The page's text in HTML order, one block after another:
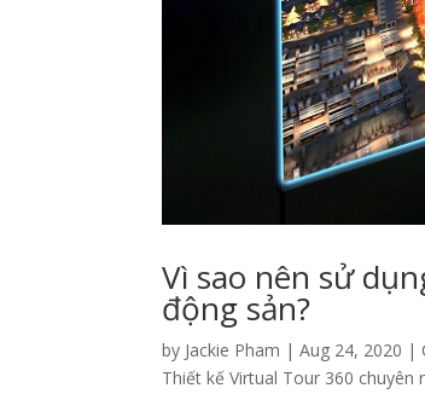
Vì sao nên sử
động sản?
by Jackie Pham |Aug 24, 2020 |
Thiết kế Virtual Tour 360 chuyên